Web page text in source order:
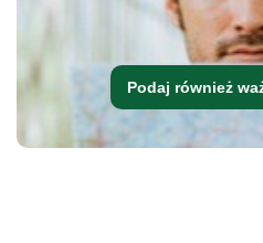
Podaj również